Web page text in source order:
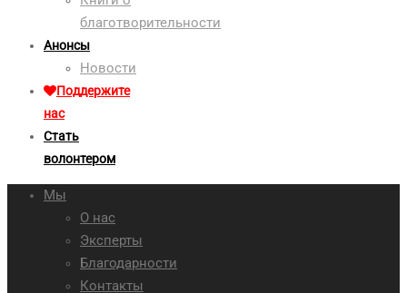
благотворительности
Анонсы
Новости
Поддержите
нас
Стать
волонтером
Мы
О нас
Эксперты
Благодарности
Контакты